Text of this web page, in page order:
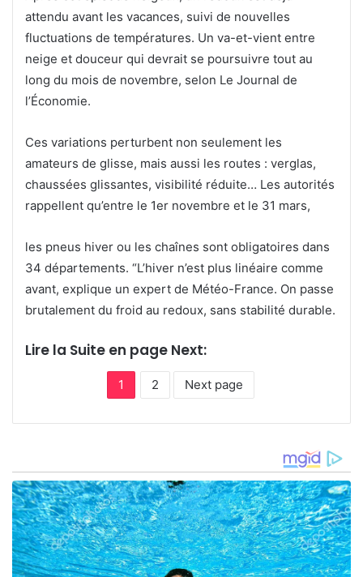
attendu avant les vacances, suivi de nouvelles
fluctuations de températures. Un va-et-vient entre
neige et douceur qui devrait se poursuivre tout au
long du mois de novembre, selon Le Journal de
l’Économie.
Ces variations perturbent non seulement les
amateurs de glisse, mais aussi les routes : verglas,
chaussées glissantes, visibilité réduite… Les autorités
rappellent qu’entre le 1er novembre et le 31 mars,
les pneus hiver ou les chaînes sont obligatoires dans
34 départements. “L’hiver n’est plus linéaire comme
avant, explique un expert de Météo-France. On passe
brutalement du froid au redoux, sans stabilité durable.
Lire la Suite en page Next:
1 2 Next page